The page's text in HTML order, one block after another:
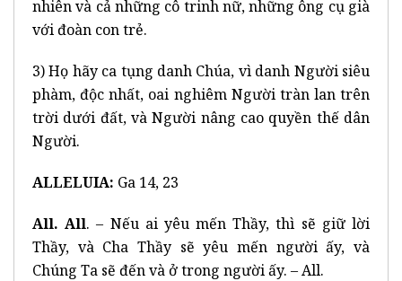
nhiên và cả những cô trinh nữ, những ông cụ già
với đoàn con trẻ.
3) Họ hãy ca tụng danh Chúa, vì danh Người siêu
phàm, độc nhất, oai nghiêm Người tràn lan trên
trời dưới đất, và Người nâng cao quyền thế dân
Người.
ALLELUIA: Ga 14, 23
All. All. – Nếu ai yêu mến Thầy, thì sẽ giữ lời
Thầy, và Cha Thầy sẽ yêu mến người ấy, và
Chúng Ta sẽ đến và ở trong người ấy. – All.